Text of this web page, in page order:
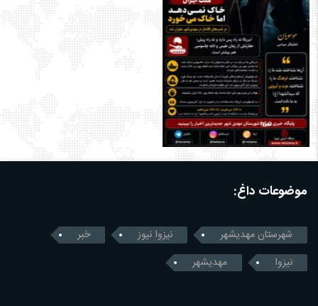
موضوعات داغ:
شهرستان مهدیشهر نیزوا نیوز
خبر
نیزوا
مهدیشهر